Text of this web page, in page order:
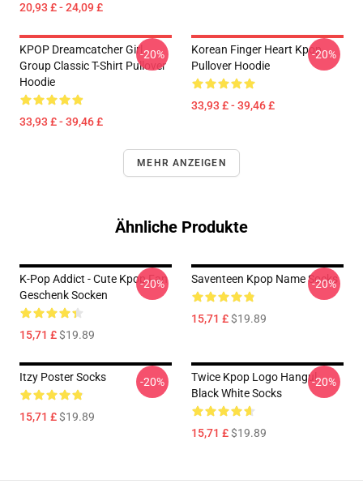
20,93 £ - 24,09 £
KPOP Dreamcatcher Girl
Group Classic T-Shirt Pullover
Hoodie
33,93 £ - 39,46 £
-20%
Korean Finger Heart Kpop
Pullover Hoodie
33,93 £ - 39,46 £
-20%
MEHR ANZEIGEN
Ähnliche Produkte
K-Pop Addict - Cute Kpop Fan
Geschenk Socken
15,71 £$19.89
-20% Saventeen Kpop Name Socks
15,71 £$19.89
-20%
Itzy Poster Socks
15,71 £$19.89
-20%
Twice Kpop Logo Hangul
Black White Socks
15,71 £$19.89
-20%